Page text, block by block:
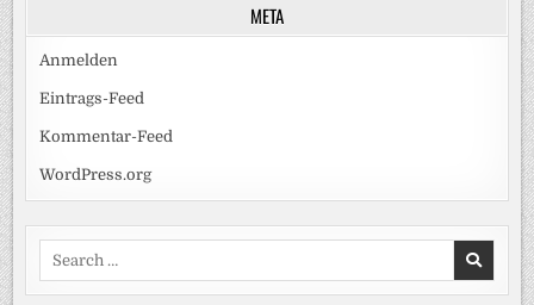
META
Anmelden
Eintrags-Feed
Kommentar-Feed
WordPress.org